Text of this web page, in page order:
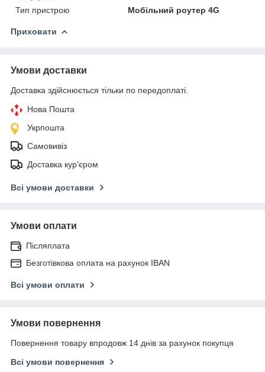
Тип пристрою
Мобільний роутер 4G
Приховати
Умови доставки
Доставка здійснюється тільки по передоплаті.
Нова Пошта
Укрпошта
Самовивіз
Доставка кур'єром
Всі умови доставки
Умови оплати
Післяплата
Безготівкова оплата на рахунок IBAN
Всі умови оплати
Умови повернення
Повернення товару впродовж 14 днів за рахунок покупця
Всі умови повернення